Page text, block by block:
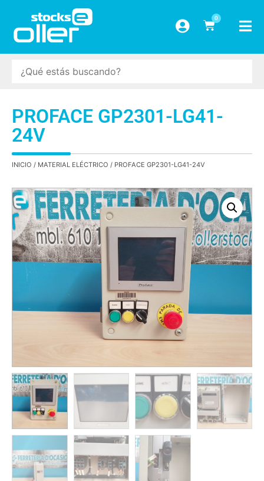
0
PROFACE GP2301-LG41-
24V
INICIO / MATERIAL ELÉCTRICO / PROFACE GP2301-LG41-24V